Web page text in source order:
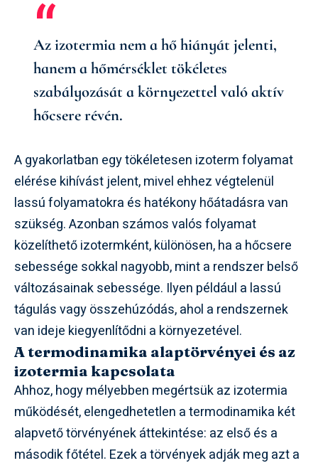
Az izotermia nem a hő hiányát jelenti,
hanem a hőmérséklet tökéletes
szabályozását a környezettel való aktív
hőcsere révén.
A gyakorlatban egy tökéletesen izoterm folyamat
elérése kihívást jelent, mivel ehhez végtelenül
lassú folyamatokra és hatékony hőátadásra van
szükség. Azonban számos valós folyamat
közelíthető izotermként, különösen, ha a hőcsere
sebessége sokkal nagyobb, mint a rendszer belső
változásainak sebessége. Ilyen például a lassú
tágulás vagy összehúzódás, ahol a rendszernek
van ideje kiegyenlítődni a környezetével.
A termodinamika alaptörvényei és az
izotermia kapcsolata
Ahhoz, hogy mélyebben megértsük az izotermia
működését, elengedhetetlen a termodinamika két
alapvető törvényének áttekintése: az első és a
második főtétel. Ezek a törvények adják meg azt a